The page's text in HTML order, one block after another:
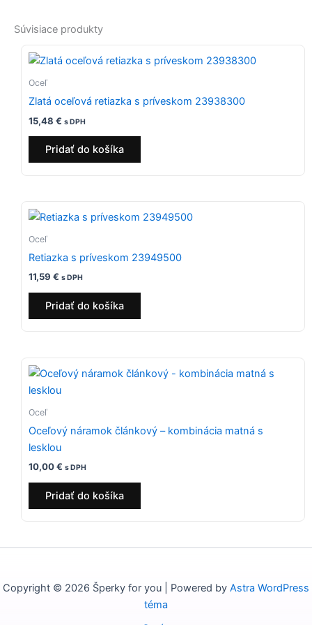
Súvisiace produkty
Oceľ
Zlatá oceľová retiazka s príveskom 23938300
15,48 € s DPH
Pridať do košíka
Oceľ
Retiazka s príveskom 23949500
11,59 € s DPH
Pridať do košíka
Oceľ
Oceľový náramok článkový – kombinácia matná s
lesklou
10,00€ s DPH
Pridať do košíka
Copyright © 2026 Šperky for you | Powered by Astra WordPress
téma